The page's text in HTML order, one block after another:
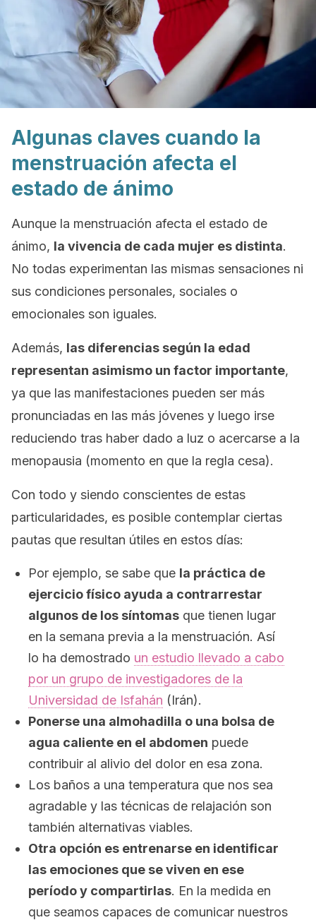
Algunas claves cuando la
menstruación afecta el
estado de ánimo
Aunque la menstruación afecta el estado de
ánimo, la vivencia de cada mujer es distinta.
No todas experimentan las mismas sensaciones ni
sus condiciones personales, sociales o
emocionales son iguales.
Además, las diferencias según la edad
representan asimismo un factor importante,
ya que las manifestaciones pueden ser más
pronunciadas en las más jóvenes y luego irse
reduciendo tras haber dado a luz o acercarse a la
menopausia (momento en que la regla cesa).
Con todo y siendo conscientes de estas
particularidades, es posible contemplar ciertas
pautas que resultan útiles en estos días:
Por ejemplo, se sabe que la práctica de
ejercicio físico ayuda a contrarrestar
algunos de los síntomas que tienen lugar
en la semana previa a la menstruación. Así
lo ha demostrado un estudio llevado a cabo
por un grupo de investigadores de la
Universidad de Isfahán (Irán).
Ponerse una almohadilla o una bolsa de
agua caliente en el abdomen puede
contribuir al alivio del dolor en esa zona.
Los baños a una temperatura que nos sea
agradable y las técnicas de relajación son
también alternativas viables.
Otra opción es entrenarse en identificar
las emociones que se viven en ese
período y compartirlas. En la medida en
que seamos capaces de comunicar nuestros